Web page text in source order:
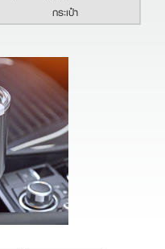
กระเป๋า